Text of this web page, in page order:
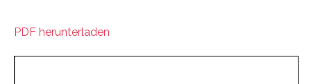
PDF herunterladen